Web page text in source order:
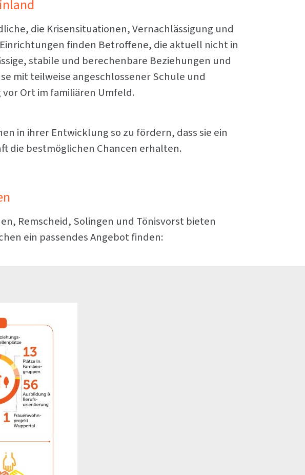
die Krisensituationen, Vernachlässigung und
finden Betroffene, die aktuell nicht in
stabile und berechenbare Beziehungen und
mit teilweise angeschlossener Schule und
Ort im familiären Umfeld.
in ihrer Entwicklung so zu fördern, dass sie ein
die bestmöglichen Chancen erhalten.
Remscheid, Solingen und Tönisvorst bieten
ein passendes Angebot finden: